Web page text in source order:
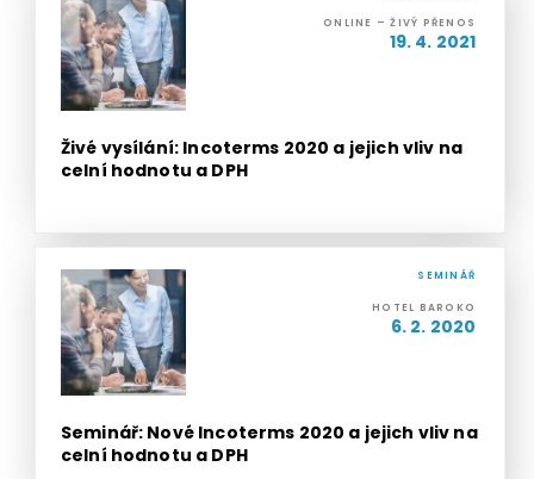
ONLINE – ŽIVÝ PŘENOS
19. 4. 2021
Živé vysílání: Incoterms 2020 a jejich vliv na
celní hodnotu a DPH
SEMINÁŘ
HOTEL BAROKO
6. 2. 2020
Seminář: Nové Incoterms 2020 a jejich vliv na
celní hodnotu a DPH